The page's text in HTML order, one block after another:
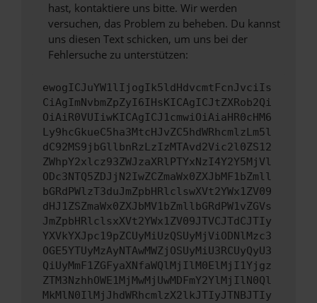
hast, kontaktiere uns bitte. Wir werden
versuchen, das Problem zu beheben. Du kannst
uns diesen Text schicken, um uns bei der
Fehlersuche zu unterstützen:
ewogICJuYW1lIjogIk5ldHdvcmtFcnJvciIs
CiAgImNvbmZpZyI6IHsKICAgICJtZXRob2Qi
OiAiR0VUIiwKICAgICJ1cmwiOiAiaHR0cHM6
Ly9hcGkueC5ha3MtcHJvZC5hdWRhcmlzLm5l
dC92MS9jbGllbnRzLzIzMTAvd2Vic2l0ZS12
ZWhpY2xlcz93ZWJzaXRlPTYxNzI4Y2Y5MjVl
ODc3NTQ5ZDJjN2IwZCZmaWx0ZXJbMF1bZmll
bGRdPWlzT3duJmZpbHRlclswXVt2YWx1ZV09
dHJ1ZSZmaWx0ZXJbMV1bZmllbGRdPW1vZGVs
JmZpbHRlclsxXVt2YWx1ZV09JTVCJTdCJTIy
YXVkYXJpc19pZCUyMiUzQSUyMjViODNlMzc3
OGE5YTUyMzAyNTAwMWZjOSUyMiU3RCUyQyU3
QiUyMmF1ZGFyaXNfaWQlMjIlM0ElMjI1Yjgz
ZTM3NzhhOWE1MjMwMjUwMDFmY2YlMjIlN0Ql
MkMlN0IlMjJhdWRhcmlzX2lkJTIyJTNBJTIy